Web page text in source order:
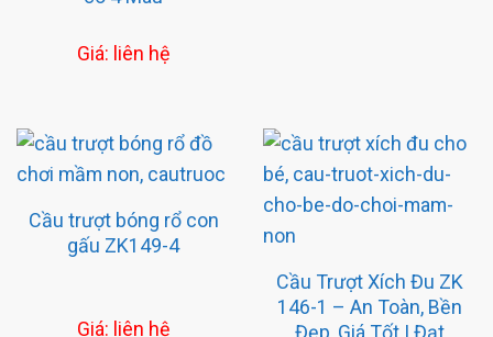
Giá: liên hệ
Cầu trượt bóng rổ con
gấu ZK149-4
Giá: liên hệ
Cầu Trượt Xích Đu ZK
146-1 – An Toàn, Bền